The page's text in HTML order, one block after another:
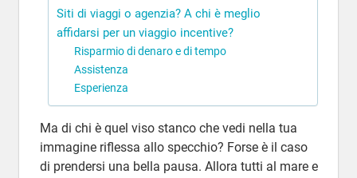
Siti di viaggi o agenzia? A chi è meglio
affidarsi per un viaggio incentive?
Risparmio di denaro e di tempo
Assistenza
Esperienza
Ma di chi è quel viso stanco che vedi nella tua
immagine riflessa allo specchio? Forse è il caso
di prendersi una bella pausa. Allora tutti al mare e